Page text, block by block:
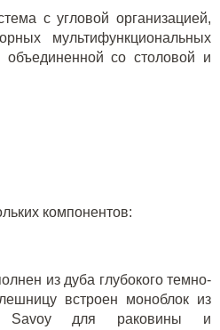
с угловой организацией,
мультифункциональных
объединенной со столовой и
компонентов:
из дуба глубокого темно-
встроен моноблок из
Savoy
для раковины и